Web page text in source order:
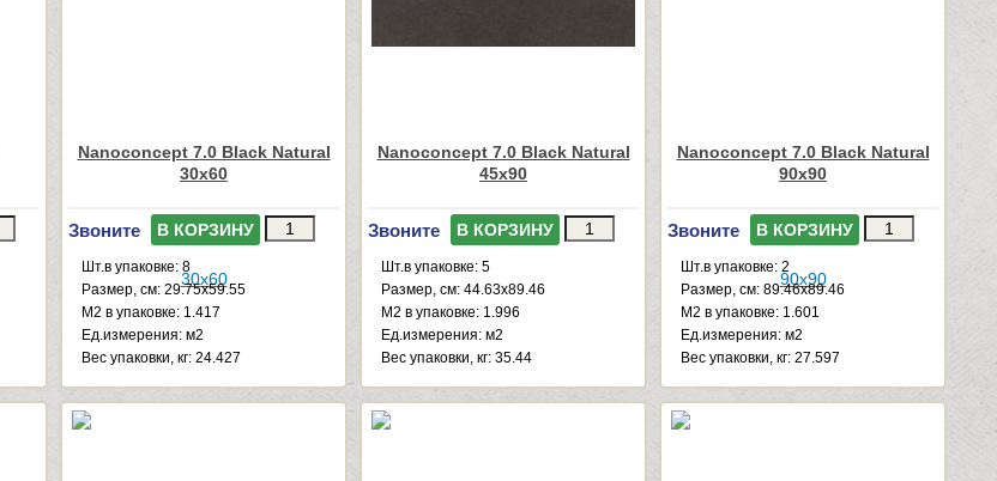
Nanoconcept 7.0 Black Natural
30x60
Звоните В КОРЗИНУ
Шт.в упаковке: 8
Размер, см: 29.75x59.55
М2 в упаковке: 1.417
Ед.измерения: м2
Веc упаковки, кг: 24.427
Nanoconcept 7.0 Black Natural
45x90
Звоните В КОРЗИНУ
Шт.в упаковке: 5
Размер, см: 44.63x89.46
М2 в упаковке: 1.996
Ед.измерения: м2
Веc упаковки, кг: 35.44
Nanoconcept 7.0 Black Natural
90x90
Звоните В КОРЗИНУ
Шт.в упаковке: 2
Размер, см: 89.46x89.46
М2 в упаковке: 1.601
Ед.измерения: м2
Веc упаковки, кг: 27.597